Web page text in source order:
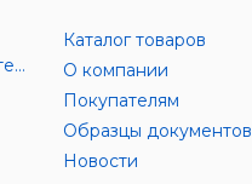
Аксессуары цифровой техники
Каталог товаров
О компании
Покупателям
Образцы документов
Новости